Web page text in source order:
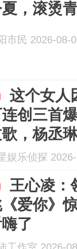
，滚烫
市民 2026-08-
这个女人
创三首
，杨丞
作品，
娱乐侦探
王心凌：
爱你》
了